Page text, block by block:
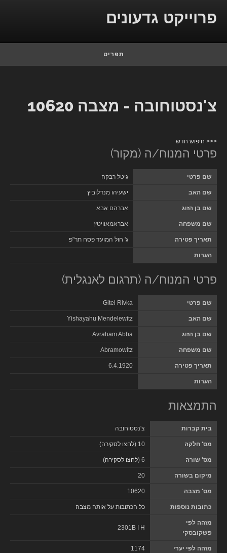
פרוייקט גדעונים
תפריט
צ'נסטוחובה - מצבה 10620
<<< חיפוש חדש
פרטי המנוח/ה (מקור)
שם פרטי גיטל רבקה
שם האב ישעיהו מנדלוביץ
שם בן הזוג אברהם אבא
שם משפחה אבראמאוויטץ
תאריך פטירה ג' חול המועד פסח תר"פ
הערות
פרטי המנוח/ה (תרגום לאנגלית)
שם פרטי Gitel Rivka
שם האב Yishayahu Mendelewitz
שם בן הזוג Avraham Abba
שם משפחה Abramowitz
תאריך פטירה 6.4.1920
הערות
התמצאות
בית קברות צ'נסטוחובה
מס' חלקה 10 ( לחצו לסקירה)
מס' שורה 6 ( לחצו לסקירה)
מיקום בשורה 20
מס' מצבה 10620
כתובות נוספות כל הכתובות על אותה מצבה
מזהה לפי
פשקובסקי
2301B I H
מזהה לפי יערי 1174